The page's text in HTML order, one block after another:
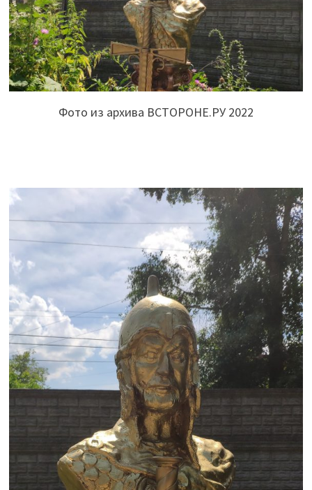
Фото из архива ВСТОРОНЕ.РУ 2022